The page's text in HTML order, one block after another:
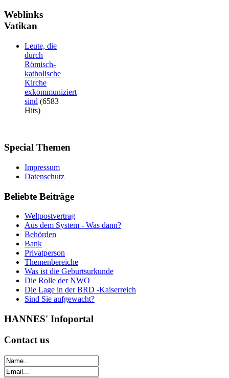
Weblinks
Vatikan
Leute, die
durch
Römisch-
katholische
Kirche
exkommuniziert
sind (6583
Hits)
Special Themen
Impressum
Datenschutz
Beliebte Beiträge
Weltpostvertrag
Aus dem System - Was dann?
Behörden
Bank
Privatperson
Themenbereiche
Was ist die Geburtsurkunde
Die Rolle der NWO
Die Lage in der BRD -Kaiserreich
Sind Sie aufgewacht?
HANNES' Infoportal
Contact us